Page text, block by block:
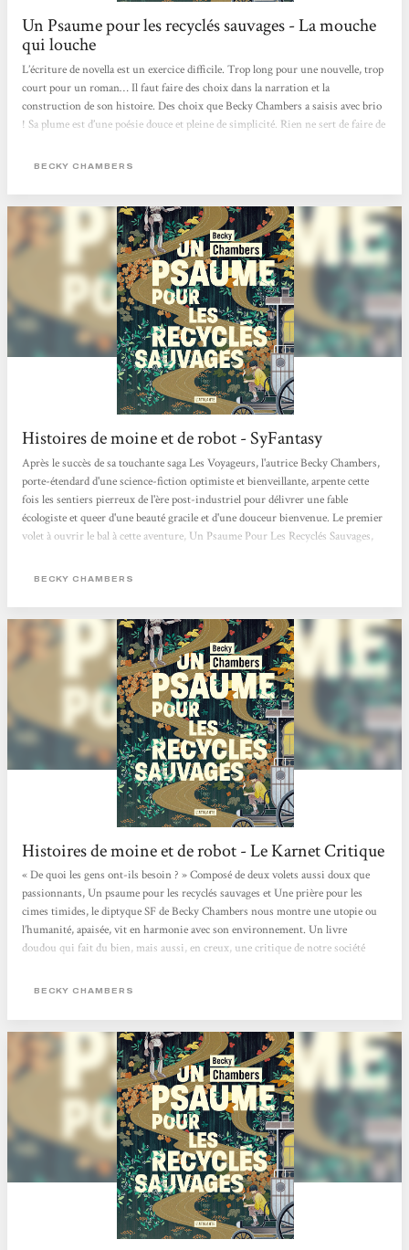
Un Psaume pour les recyclés sauvages - La mouche
qui louche
L’écriture de novella est un exercice difficile. Trop long pour une nouvelle, trop
court pour un roman… Il faut faire des choix dans la narration et la
construction de son histoire. Des choix que Becky Chambers a saisis avec brio
! Sa plume est d’une poésie douce et pleine de simplicité. Rien ne sert de faire de
pour les recyclés sauvages est poétique, doux et simple. C’est une lecture qui
marquant. Iel est poète, doux et simple comme les mots de Becky Chambers....
BECKY CHAMBERS
Histoires de moine et de robot - SyFantasy
Après le succès de sa touchante saga Les Voyageurs, l'autrice Becky Chambers,
porte-étendard d'une science-fiction optimiste et bienveillante, arpente cette
fois les sentiers pierreux de l'ère post-industriel pour délivrer une fable
écologiste et queer d'une beauté gracile et d'une douceur bienvenue. Le premier
volet à ouvrir le bal à cette aventure, Un Psaume Pour Les Recyclés Sauvages,
n'a jamais été aussi bien représenté que sous la plume de Chambers. L'altérité
BECKY CHAMBERS
Histoires de moine et de robot - Le Karnet Critique
« De quoi les gens ont-ils besoin ? » Composé de deux volets aussi doux que
passionnants, Un psaume pour les recyclés sauvages et Une prière pour les
cimes timides, le diptyque SF de Becky Chambers nous montre une utopie ou
l’humanité, apaisée, vit en harmonie avec son environnement. Un livre
doudou qui fait du bien, mais aussi, en creux, une critique de notre société
interactions. > Écouter la chronique <
BECKY CHAMBERS